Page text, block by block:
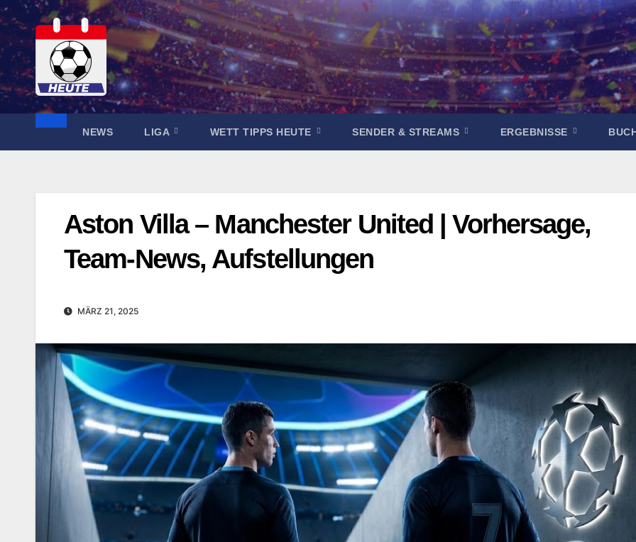
Zum
Inhalt
springen
NEWS LIGA WETT TIPPS HEUTE SENDER & STREAMS ERGEBNISSE
Aston Villa – Manchester United | Vorhersage,
Team-News, Aufstellungen
MÄRZ 21, 2025